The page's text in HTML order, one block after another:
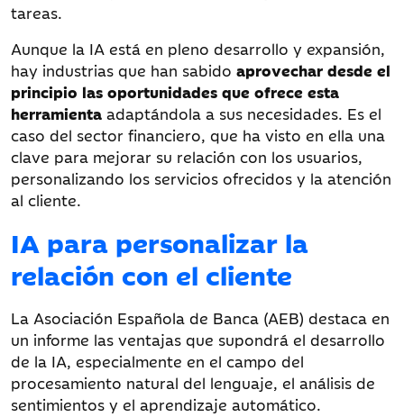
tareas.
Aunque la IA está en pleno desarrollo y expansión,
hay industrias que han sabido aprovechar desde el
principio las oportunidades que ofrece esta
herramienta adaptándola a sus necesidades. Es el
caso del sector financiero, que ha visto en ella una
clave para mejorar su relación con los usuarios,
personalizando los servicios ofrecidos y la atención
al cliente.
IA para personalizar la
relación con el cliente
La Asociación Española de Banca (AEB) destaca en
un informe las ventajas que supondrá el desarrollo
de la IA, especialmente en el campo del
procesamiento natural del lenguaje, el análisis de
sentimientos y el aprendizaje automático.